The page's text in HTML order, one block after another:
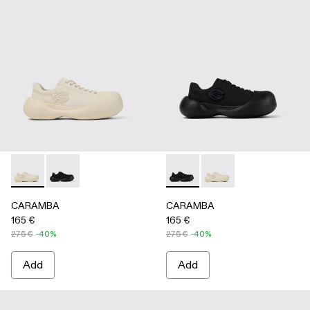
CARAMBA - A500051-002 - WHITE
CARAMBA - A500051-001 - BLACK
CARAMBA
165 €
275 € -40%
Add
CARAMBA - A500051-001 -
CARAMBA -
CARAMBA
165 €
275 € -40%
Add